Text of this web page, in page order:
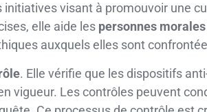
visant à promouvoir une
elle aide les personnes morales
auxquels elles sont
. Elle vérifie que les dispositifs
vigueur. Les contrôles peuvent